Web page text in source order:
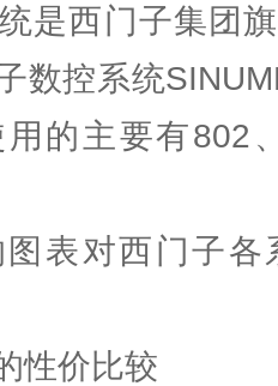
是西门子集团
数控系统
用的主要有802
表对西门子
性价比较